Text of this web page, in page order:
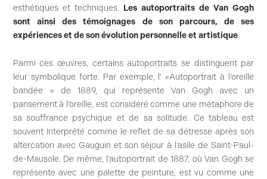
esthétiques et techniques. Les autoportraits de Van Gogh
sont ainsi des témoignages de son parcours, de ses
expériences et de son évolution personnelle et artistique.
Parmi ces œuvres, certains autoportraits se distinguent par
leur symbolique forte. Par exemple, l' »Autoportrait à l’oreille
bandée » de 1889, qui représente Van Gogh avec un
pansement à l’oreille, est considéré comme une métaphore de
sa souffrance psychique et de sa solitude. Ce tableau est
souvent interprété comme le reflet de sa détresse après son
altercation avec Gauguin et son séjour à l’asile de Saint-Paul-
de-Mausole. De même, l’autoportrait de 1887, où Van Gogh se
représente avec une palette de peinture, est vu comme une